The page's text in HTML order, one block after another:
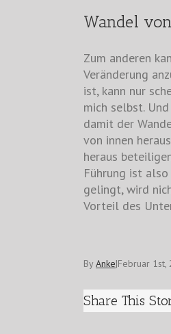
Wandel
Zum anderen
Veränderung
ist, kann nur
mich selbst.
damit der
von innen
heraus
Führung ist
gelingt, wird
Vorteil des
By Anke|Februar 1st,
Share This